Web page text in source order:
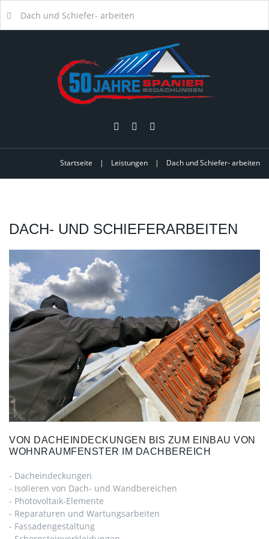
Dach und Schiefer- arbeiten
Startseite | Leistungen | Dach und Schiefer- arbeiten
DACH- UND SCHIEFERARBEITEN
VON DACHEINDECKUNGEN BIS ZUM EINBAU VON
WOHNRAUMFENSTER
IM DACHBEREICH
- Dacheindeckungen
- Isolieren von Dach- und Wandbereichen
- Photovoltaik-Elemente
- Reparaturen und Wartungsarbeiten
- Fassadengestaltung